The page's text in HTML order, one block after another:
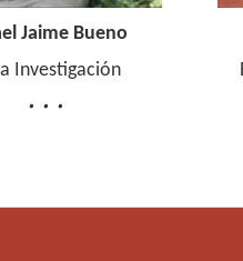
Meritxell
Beca Estudio y